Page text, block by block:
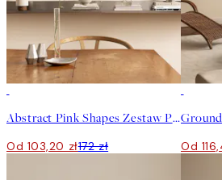
Abstract Pink Shapes Zestaw Plakatów
Od 103,20 zł172 zł Od